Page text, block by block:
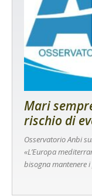
Mari
rischio di
Osservatorio Anbi
«L’Europa
bisogna mantenere